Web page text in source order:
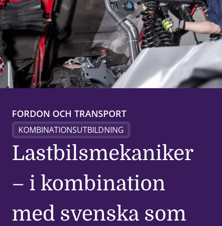
FORDON OCH TRANSPORT
KOMBINATIONSUTBILDNING
Lastbilsmekaniker
– i kombination
med svenska som